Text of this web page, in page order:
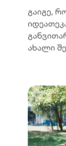
გაიგე,
ახალი